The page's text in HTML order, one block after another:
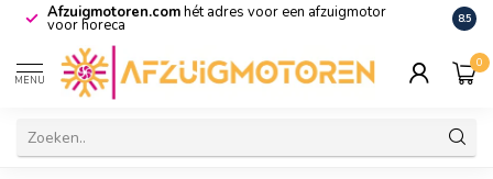
Afzuigmotoren.comhét adres voor een afzuigmotor
voor horeca De
8.5
MENU
0